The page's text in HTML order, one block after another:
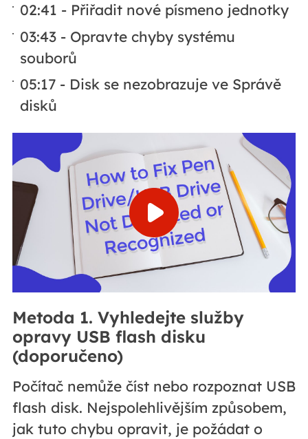
02:41 - Přiřadit nové písmeno jednotky
03:43 - Opravte chyby systému
souborů
05:17 - Disk se nezobrazuje ve Správě
disků
Metoda 1. Vyhledejte služby
opravy USB flash disku
(doporučeno)
Počítač nemůže číst nebo rozpoznat USB
flash disk. Nejspolehlivějším způsobem,
jak tuto chybu opravit, je požádat o